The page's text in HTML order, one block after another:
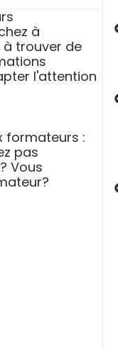
à
à trouver de
l'attention
formateurs :
pas
Vous